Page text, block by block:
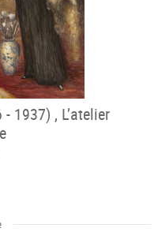
1937) , L’atelier